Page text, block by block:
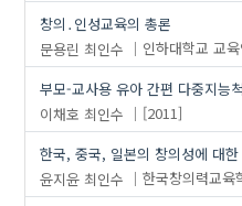
창의․인성교육의 총론
문용린 최인수 인하대학교 교
부모-교사용 유아 간편 다중지능
이채호 최인수
[2011]
한국, 중국, 일본의 창의성에 대
윤지윤 최인수 한국창의력교육